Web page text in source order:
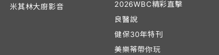
米其林大廚影音
2026WBC精彩直擊
良醫說
健保30年特刊
美樂蒂帶你玩